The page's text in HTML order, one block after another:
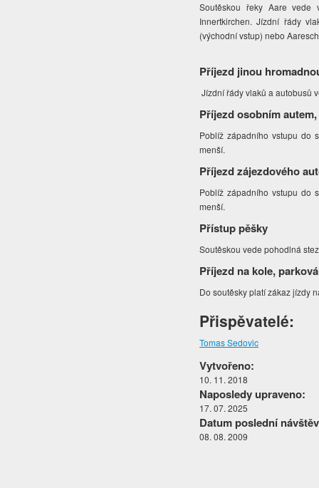
Soutěskou řeky Aare vede
Innertkirchen. Jízdní řády
(východní vstup) nebo
Příjezd jinou
Jízdní řády vlaků a autobusů
Příjezd osobním
Poblíž západního vstupu do
menší.
Příjezd zájezdového
Poblíž západního vstupu do
menší.
Přístup pěšky
Soutěskou vede pohodlná
Příjezd na kole,
Do soutěsky platí zákaz jízdy
Přispěvatelé:
Tomas Sedovic
Vytvořeno:
10. 11. 2018
Naposledy upraveno:
17. 07. 2025
Datum poslední
08. 08. 2009